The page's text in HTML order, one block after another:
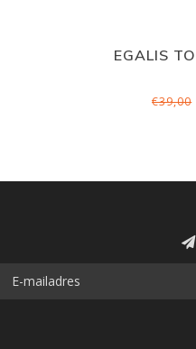
EGALIS
€39,00